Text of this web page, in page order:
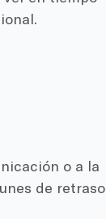
o a la
de retraso